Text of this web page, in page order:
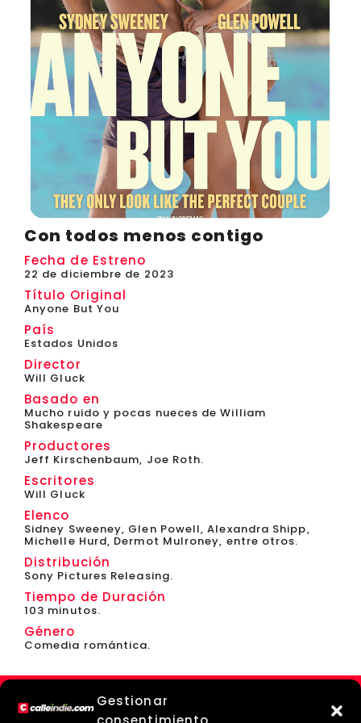
Gestionar
Con todos menos contigo
Fecha de Estreno
22 de diciembre de 2023
Título Original
Anyone But You
País
Estados Unidos
Director
Will Gluck
Basado en
Mucho ruido y pocas nueces de William
Shakespeare
Productores
Jeff Kirschenbaum, Joe Roth.
Escritores
Will Gluck
Elenco
Sidney Sweeney, Glen Powell, Alexandra Shipp,
Michelle Hurd, Dermot Mulroney, entre otros.
Distribución
Sony Pictures Releasing.
Tiempo de Duración
103 minutos.
Género
Comedia romántica.